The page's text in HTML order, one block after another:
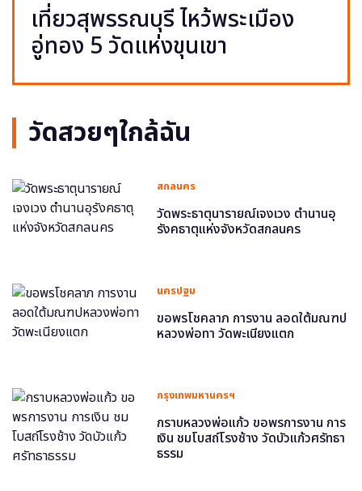
เที่ยวสุพรรณบุรี ไหว้พระเมือง
อู่ทอง 5 วัดแห่งขุนเขา
วัดสวยๆใกล้ฉัน
สกลนคร
วัดพระธาตุนารายณ์เจงเวง ตำนานอุ
รังคธาตุแห่งจังหวัดสกลนคร
นครปฐม
ขอพรโชคลาภ การงาน ลอดใต้มณฑป
หลวงพ่อทา วัดพะเนียงแตก
กรุงเทพมหานครฯ
กราบหลวงพ่อแก้ว ขอพรการงาน การ
เงิน ชมโบสถ์โรงช้าง วัดบัวแก้วศรัทธา
ธรรม